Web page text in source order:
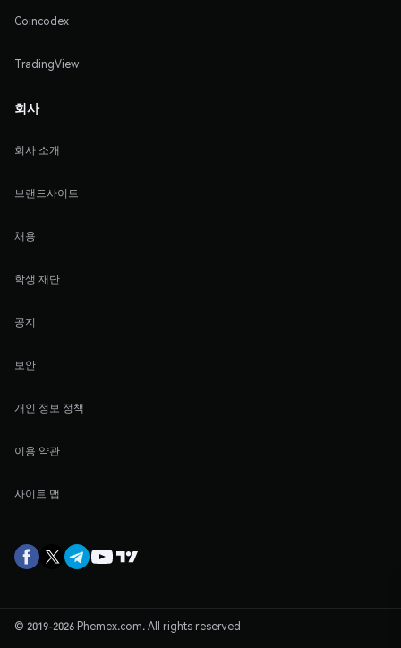
Coincodex
TradingView
회사
회사 소개
브랜드사이트
채용
학생 재단
공지
보안
개인 정보 정책
이용 약관
사이트 맵
© 2019-2026 Phemex.com. All rights reserved